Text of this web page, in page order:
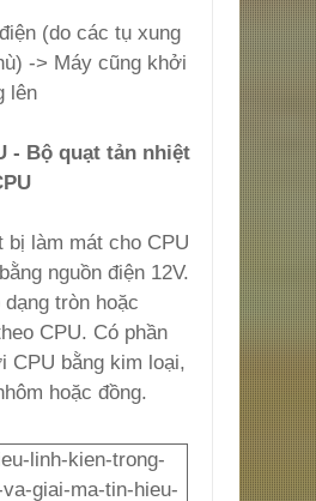
(do các tụ xung
-> Máy cũng khởi
lên
- Bộ quạt tản nhiệt
bị làm mát cho CPU
nguồn điện 12V.
tròn hoặc
CPU. Có phần
CPU bằng kim loại,
hoặc đồng.